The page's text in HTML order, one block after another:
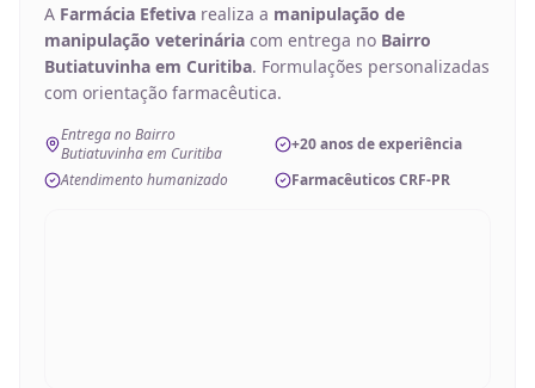
A Farmácia Efetiva realiza a manipulação de
manipulação veterinária com entrega no Bairro
Butiatuvinha em Curitiba. Formulações personalizadas
com orientação farmacêutica.
Entrega no Bairro
Butiatuvinha em Curitiba
+20 anos de experiência
Atendimento humanizado
Farmacêuticos CRF-PR